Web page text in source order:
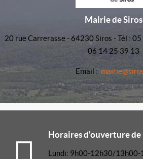
Mairie de Siros
20 rue Carrerasse - 64230 Siros - Tél :
06 14 25 39 13
Email :
Horaires d'ouverture de
Lundi: 9h00-12h30/13h00-